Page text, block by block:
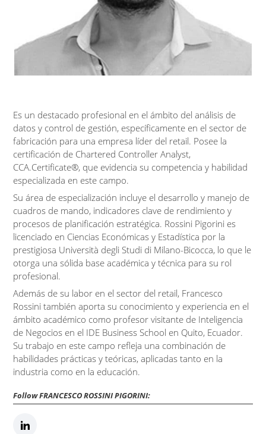
Es un destacado profesional en el ámbito del análisis de
datos y control de gestión, específicamente en el sector de
fabricación para una empresa líder del retail. Posee la
certificación de Chartered Controller Analyst,
CCA.Certificate®, que evidencia su competencia y habilidad
especializada en este campo.
Su área de especialización incluye el desarrollo y manejo de
cuadros de mando, indicadores clave de rendimiento y
procesos de planificación estratégica. Rossini Pigorini es
licenciado en Ciencias Económicas y Estadística por la
prestigiosa Università degli Studi di Milano-Bicocca, lo que le
otorga una sólida base académica y técnica para su rol
profesional.
Además de su labor en el sector del retail, Francesco
Rossini también aporta su conocimiento y experiencia en el
ámbito académico como profesor visitante de Inteligencia
de Negocios en el IDE Business School en Quito, Ecuador.
Su trabajo en este campo refleja una combinación de
habilidades prácticas y teóricas, aplicadas tanto en la
industria como en la educación.
Follow FRANCESCO ROSSINI PIGORINI: